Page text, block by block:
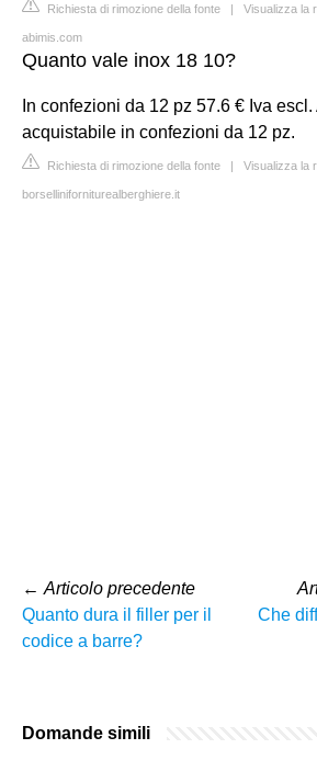
Richiesta di rimozione della fonte | Visualizza la
abimis.com
Quanto vale inox 18 10?
In confezioni da 12 pz 57.6 € Iva
acquistabile in confezioni da 12 pz.
Richiesta di rimozione della fonte | Visualizza la
borselliniforniturealberghiere.it
← Articolo precedente
Quanto dura il filler per il
codice a barre?
Che
Domande simili